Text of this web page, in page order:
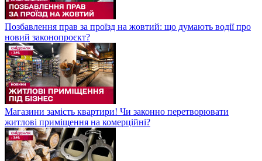
Позбавлення прав за проїзд на жовтий: що думають водії про
новий законопроєкт?
Магазини замість квартири! Чи законно перетворювати
житлові приміщення на комерційні?